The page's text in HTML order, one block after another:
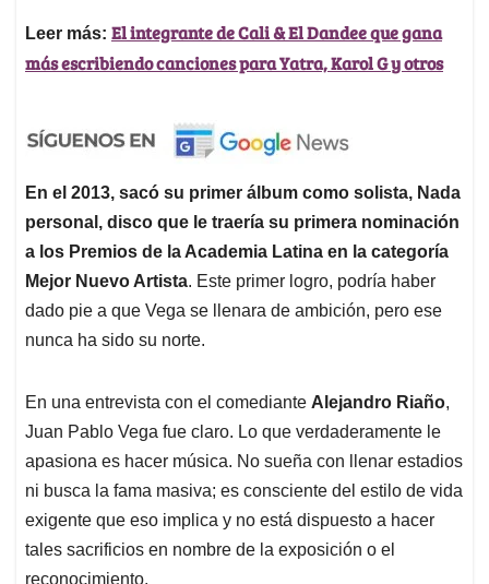
Leer más: El integrante de Cali & El Dandee que gana
más escribiendo canciones para Yatra, Karol G y otros
En el 2013, sacó su primer álbum como solista, Nada
personal, disco que le traería su primera nominación
a los Premios de la Academia Latina en la categoría
Mejor Nuevo Artista. Este primer logro, podría haber
dado pie a que Vega se llenara de ambición, pero ese
nunca ha sido su norte.
En una entrevista con el comediante Alejandro Riaño,
Juan Pablo Vega fue claro. Lo que verdaderamente le
apasiona es hacer música. No sueña con llenar estadios
ni busca la fama masiva; es consciente del estilo de vida
exigente que eso implica y no está dispuesto a hacer
tales sacrificios en nombre de la exposición o el
reconocimiento.